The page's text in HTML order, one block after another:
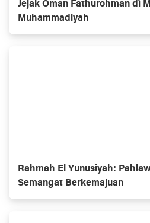
Jejak Oman Fathurohman dì
Muhammadiyah
Rahmah El Yunusiyah:
Semangat Berkemajuan